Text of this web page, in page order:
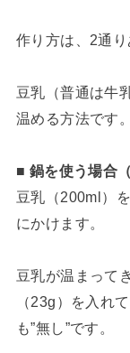
作り方は、2通り
豆乳（普通は牛
温める方法です。
■ 鍋を使う場合
豆乳（200ml）
にかけます。
豆乳が温まって
（23g）を入れ
も”無し”です。